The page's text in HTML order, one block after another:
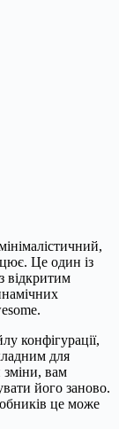
Це один із
відкритим
конфігурації,
для
зміни, вам
його заново.
це може